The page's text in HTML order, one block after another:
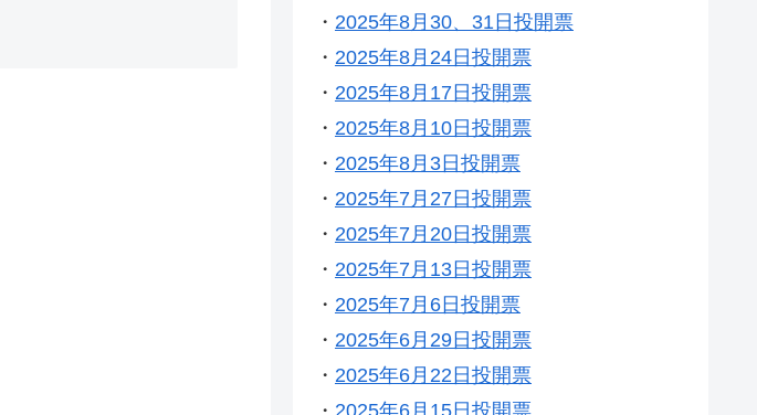
・ 2025年8月30、31日投開票
・ 2025年8月24日投開票
・ 2025年8月17日投開票
・ 2025年8月10日投開票
・ 2025年8月3日投開票
・ 2025年7月27日投開票
・ 2025年7月20日投開票
・ 2025年7月13日投開票
・ 2025年7月6日投開票
・ 2025年6月29日投開票
・ 2025年6月22日投開票